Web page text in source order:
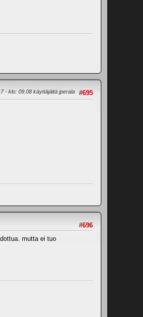
#695
- klo: 09.08 käyttäjältä jperala
#696
mutta ei tuo